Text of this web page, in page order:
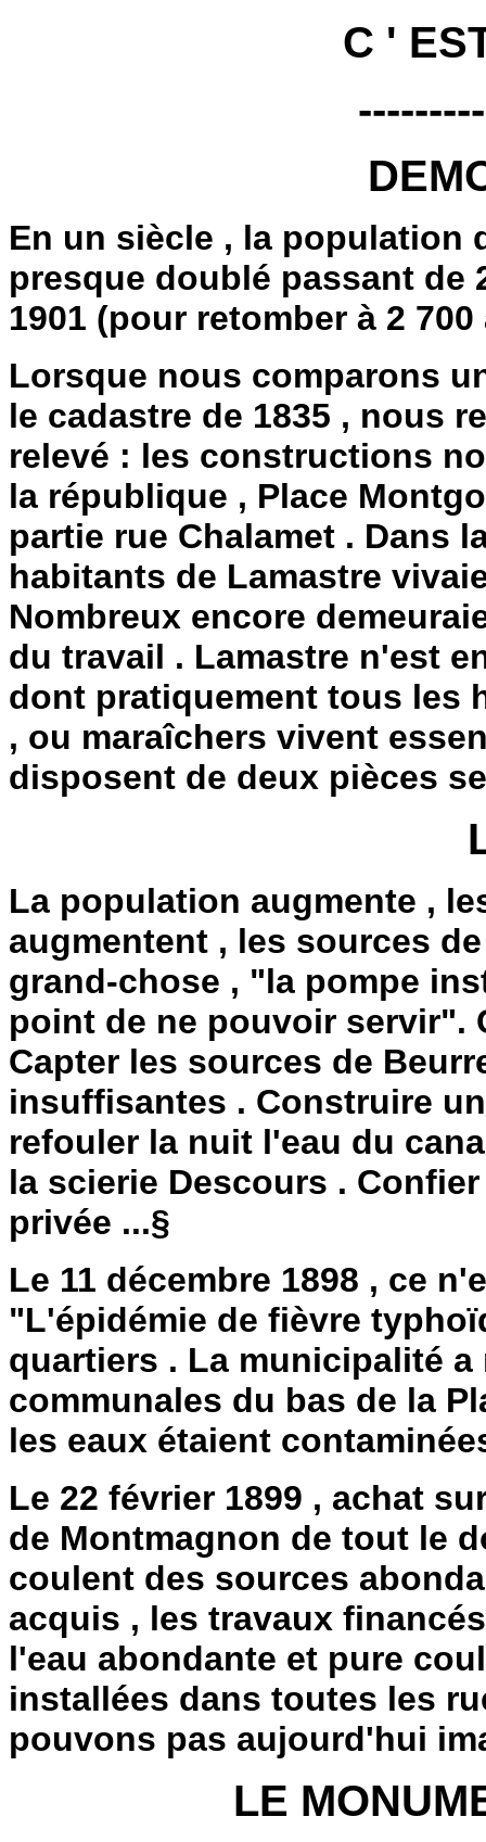
C '
En un siècle , la population
presque doublé passant de
1901 (pour retomber à 2
Lorsque nous comparons
le cadastre de 1835 , nous
relevé : les constructions
la république , Place
partie rue Chalamet . Dans
habitants de Lamastre
Nombreux encore
du travail . Lamastre n'est
dont pratiquement tous les
, ou maraîchers vivent
disposent de deux pièces
La population augmente ,
augmentent , les sources
grand-chose , "la pompe
point de ne pouvoir servir".
Capter les sources de
insuffisantes . Construire
refouler la nuit l'eau du
la scierie Descours .
privée ...§
Le 11 décembre 1898 , ce
"L'épidémie de fièvre
quartiers . La municipalité
communales du bas de la
les eaux étaient
Le 22 février 1899 , achat
de Montmagnon de tout le
coulent des sources
acquis , les travaux
l'eau abondante et pure
installées dans toutes les
pouvons pas aujourd'hui
LE